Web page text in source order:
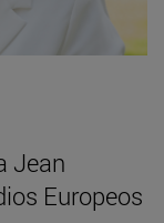
Jean
Europeos